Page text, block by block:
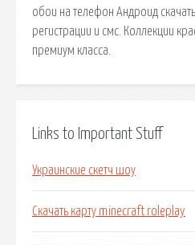
обои на телефон Андроид
регистрации и смс. Коллекции
премиум класса.
Links to Important Stuff
Украинские скетч шоу
Скачать карту minecraft roleplay